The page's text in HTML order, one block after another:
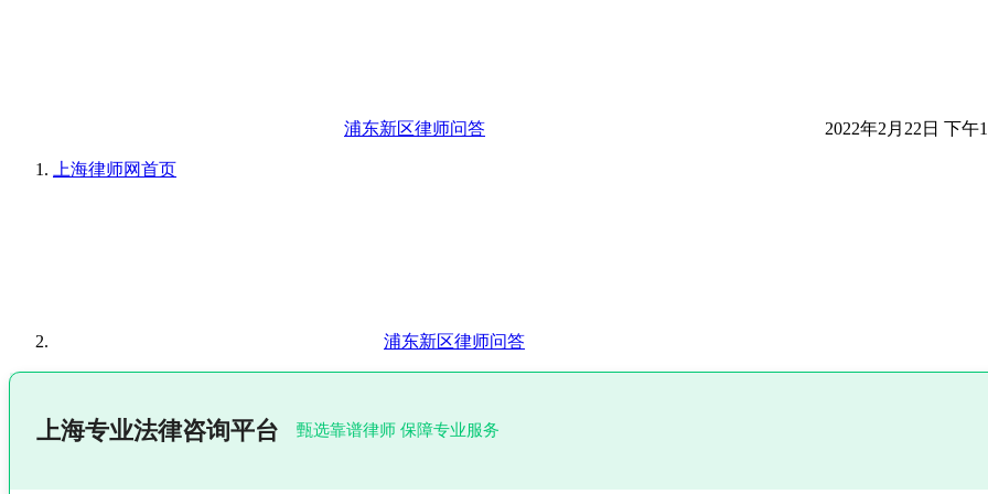
浦东新区律师问答 2022年2月22日 下午
上海律师网首页
浦东新区律师问答
上海专业法律咨询平台 甄选靠谱律师 保障专业服务